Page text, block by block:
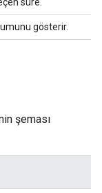
gösterir.
şeması